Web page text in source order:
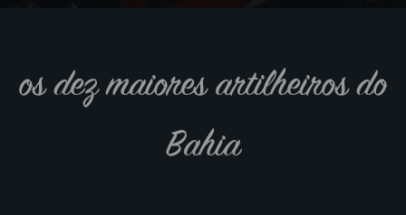
os dez maiores artilheiros do
Bahia